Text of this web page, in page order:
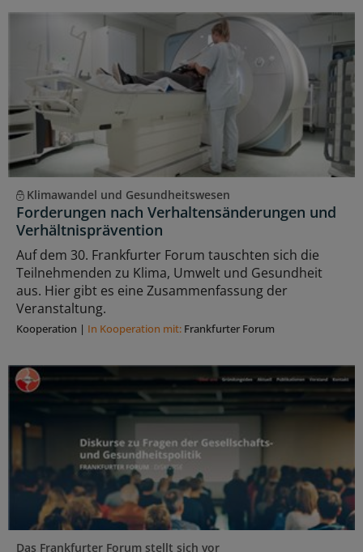
Klimawandel und Gesundheitswesen
Forderungen nach Verhaltensänderungen und
Verhältnisprävention
Auf dem 30. Frankfurter Forum tauschten sich die
Teilnehmenden zu Klima, Umwelt und Gesundheit
aus. Hier gibt es eine Zusammenfassung der
Veranstaltung.
Kooperation | In Kooperation mit: Frankfurter Forum
Das Frankfurter Forum stellt sich vor